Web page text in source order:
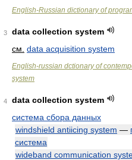
English-Russian dictionary of
3
data collection system
см. data acquisition system
English-russian dctionary of
system
4
data collection system
система сбора данных
windshield antiicing system —
система
wideband communication